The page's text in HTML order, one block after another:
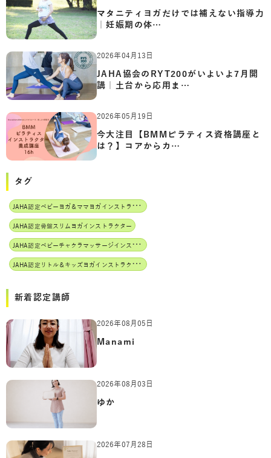
マタニティヨガだけでは補えない指導力
｜妊娠期の体…
2026年04月13日
JAHA協会のRYT200がいよいよ7月開
講｜土台から応用ま…
2026年05月19日
今大注目【BMMピラティス資格講座と
は？】コアからカ…
タグ
J
AHA認定ベビーヨガ＆ママヨガインストラクター
JAHA認定骨盤スリムヨガインストラクター
J
AHA認定ベビーチャクラマッサージインストラクター
J
AHA認定リトル＆キッズヨガインストラクター
新着認定講師
2026年08月05日
Manami
2026年08月03日
ゆか
2026年07月28日